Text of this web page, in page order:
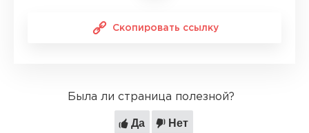
Скопировать ссылку
Была ли страница полезной?
Да Нет